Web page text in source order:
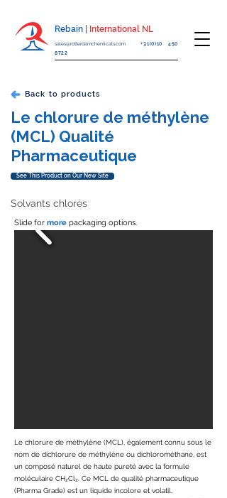
Rebain | International NL
sales@rotterdamchemicals.com+31(0)10 450
8722
Back to products
Le chlorure de méthylène
(MCL) Qualité
Pharmaceutique
See This Product on Our New Site
Solvants chlorés
Slide for more packaging options.
Le chlorure de méthylène (MCL), également connu sous le
nom de dichlorure de méthylène ou dichlorométhane, est
un composé naturel de haute pureté avec la formule
moléculaire CH₂Cl₂. Ce MCL de qualité pharmaceutique
(Pharma Grade) est un liquide incolore et volatil,